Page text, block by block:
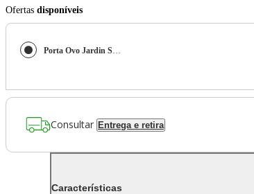
Ofertas disponíveis
Porta Ovo Jardin Shell Pink 2 Peças - Le Creuset
Consultar Entrega e retira
Características